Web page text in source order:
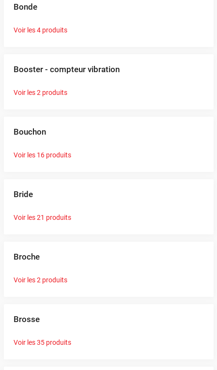
Bonde
Voir les 4 produits
Booster - compteur vibration
Voir les 2 produits
Bouchon
Voir les 16 produits
Bride
Voir les 21 produits
Broche
Voir les 2 produits
Brosse
Voir les 35 produits